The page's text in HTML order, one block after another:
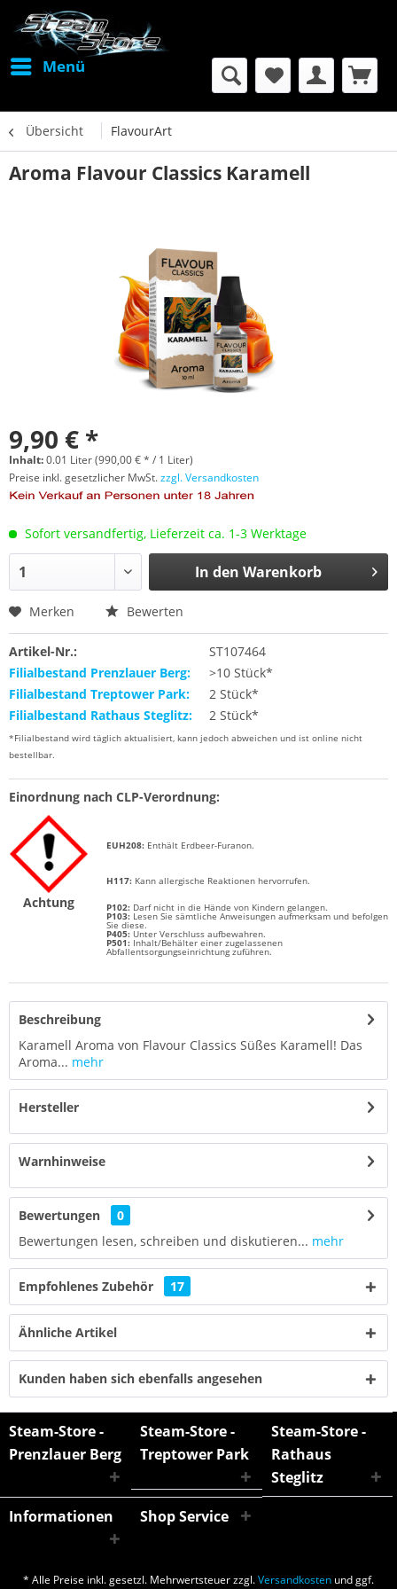
Menü
Übersicht FlavourArt
Aroma Flavour Classics Karamell
9,90 € *
Inhalt:0.01 Liter (990,00 € * / 1 Liter)
Preise inkl. gesetzlicher MwSt.zzgl. Versandkosten
Sofort versandfertig, Lieferzeit ca. 1-3 Werktage
In den Warenkorb
Merken Bewerten
Artikel-Nr.:
ST107464
Filialbestand Prenzlauer Berg:
>10 Stück*
Filialbestand Treptower Park:
2 Stück*
Filialbestand Rathaus Steglitz:
2 Stück*
*Filialbestand wird täglich aktualisiert, kann jedoch abweichen und ist online nicht
bestellbar.
Einordnung nach CLP-Verordnung:
Achtung
EUH208: Enthält Erdbeer-Furanon.
H117: Kann allergische Reaktionen hervorrufen.
P102: Darf nicht in die Hände von Kindern gelangen.
P103: Lesen Sie sämtliche Anweisungen aufmerksam und befolgen
Sie diese.
P405: Unter Verschluss aufbewahren.
P501: Inhalt/Behälter einer zugelassenen
Abfallentsorgungseinrichtung zuführen.
Beschreibung
Karamell Aroma von Flavour Classics Süßes Karamell! Das
Aroma... mehr
Hersteller
Warnhinweise
Bewertungen
0
Bewertungen lesen, schreiben und diskutieren... mehr
Empfohlenes Zubehör 17
Ähnliche Artikel
Kunden haben sich ebenfalls angesehen
Steam-Store -
Prenzlauer Berg
Steam-Store -
Treptower Park
Steam-Store -
Rathaus
Steglitz
Informationen
Shop Service
* Alle Preise inkl. gesetzl. Mehrwertsteuer zzgl.Versandkosten und ggf.